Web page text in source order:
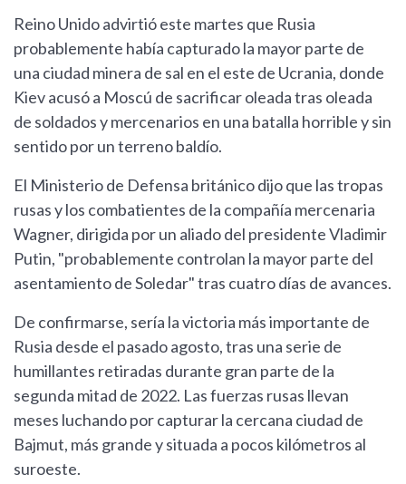
Reino Unido advirtió este martes que Rusia
probablemente había capturado la mayor parte de
una ciudad minera de sal en el este de Ucrania, donde
Kiev acusó a Moscú de sacrificar oleada tras oleada
de soldados y mercenarios en una batalla horrible y sin
sentido por un terreno baldío.
El Ministerio de Defensa británico dijo que las tropas
rusas y los combatientes de la compañía mercenaria
Wagner, dirigida por un aliado del presidente Vladimir
Putin, "probablemente controlan la mayor parte del
asentamiento de Soledar" tras cuatro días de avances.
De confirmarse, sería la victoria más importante de
Rusia desde el pasado agosto, tras una serie de
humillantes retiradas durante gran parte de la
segunda mitad de 2022. Las fuerzas rusas llevan
meses luchando por capturar la cercana ciudad de
Bajmut, más grande y situada a pocos kilómetros al
suroeste.